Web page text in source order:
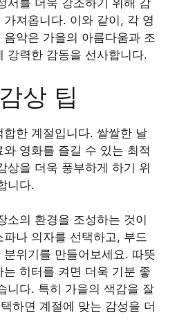
서를 더욱 강조하기 위해 감
져옵니다. 이와 같이, 각 영
악은 가을의 아름다움과 조
강력한 감동을 선사합니다.
상 팁
한 계절입니다. 쌀쌀한 날
영화를 즐길 수 있는 최적
상을 더욱 풍부하게 하기 위
니다.
소의 환경을 조성하는 것이
나 의자를 선택하고, 부드
위기를 만들어보세요. 따뜻
히터를 켜면 더욱 기분 좋
니다. 특히 가을의 색감을 잘
하면 계절에 맞는 감성을 더